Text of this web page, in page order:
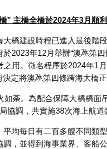
” 主橋全橋於2024年3月順
橋建設時程已進入最後階
2023年12月舉辦“澳氹第
用。徵名程序於2024年1
定將澳氹第四條跨海大橋正
如荼。為配合保障大橋橋
協調，共實施38次海上航道
均每日有二百多艘不同類
，並得到海事業界、客船